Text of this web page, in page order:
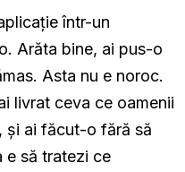
într-un
Arăta bine, ai pus-o
Asta nu e noroc.
livrat ceva ce oamenii
și ai făcut-o fără să
e să tratezi ce